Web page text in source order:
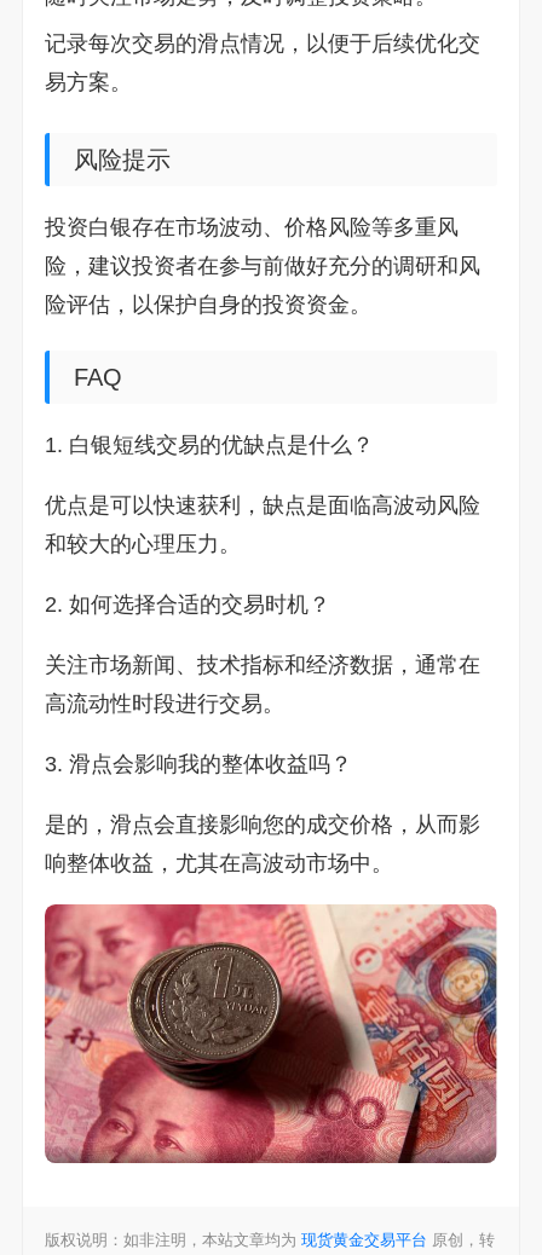
记录每次交易的滑点情况，以便于后续优化交
易方案。
风险提示
投资白银存在市场波动、价格风险等多重风
险，建议投资者在参与前做好充分的调研和风
险评估，以保护自身的投资资金。
FAQ
1. 白银短线交易的优缺点是什么？
优点是可以快速获利，缺点是面临高波动风险
和较大的心理压力。
2. 如何选择合适的交易时机？
关注市场新闻、技术指标和经济数据，通常在
高流动性时段进行交易。
3. 滑点会影响我的整体收益吗？
是的，滑点会直接影响您的成交价格，从而影
响整体收益，尤其在高波动市场中。
版权说明：如非注明，本站文章均为 现货黄金交易平台 原创，转